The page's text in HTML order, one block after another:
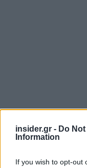
insider.gr - Do
Information
If you wish to opt-out